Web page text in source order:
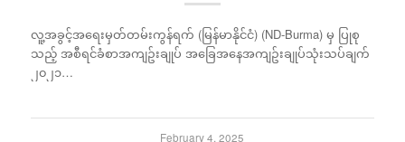
လူ့အခွင့်အရေးမှတ်တမ်းကွန်ရက် (မြန်မာနိုင်ငံ) (ND-Burma) မှ ပြုစု
သည့် အစီရင်ခံစာအကျဥ်းချုပ် အခြေအနေအကျဥ်းချုပ်သုံးသပ်ချက်
၂၀၂၁…
February 4, 2025